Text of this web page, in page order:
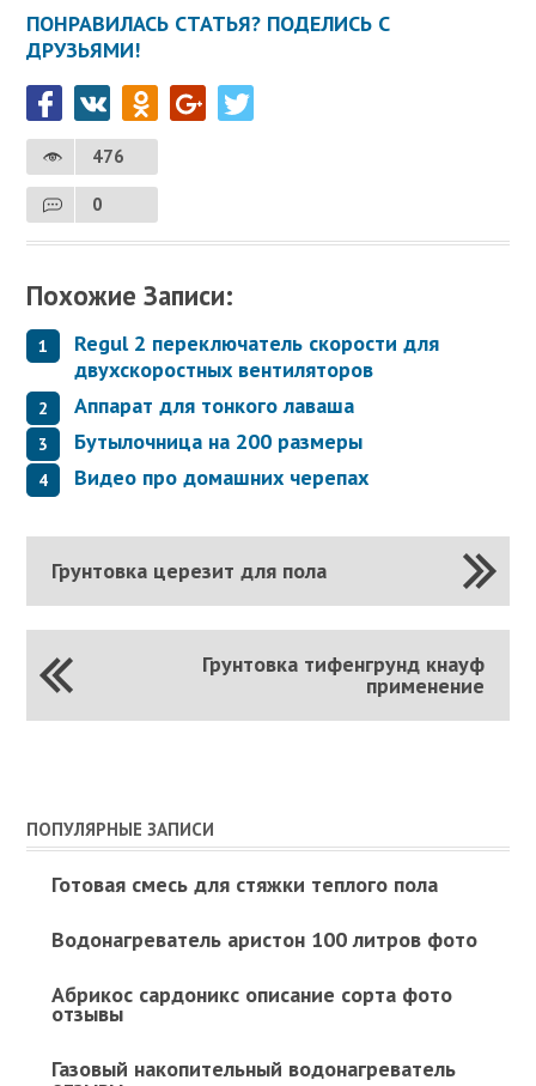
ПОНРАВИЛАСЬ СТАТЬЯ? ПОДЕЛИСЬ С
ДРУЗЬЯМИ!
476
0
Похожие Записи:
Regul 2 переключатель скорости для
двухскоростных вентиляторов
Аппарат для тонкого лаваша
Бутылочница на 200 размеры
Видео про домашних черепах
Грунтовка церезит для пола
Грунтовка тифенгрунд кнауф
применение
ПОПУЛЯРНЫЕ ЗАПИСИ
Готовая смесь для стяжки теплого пола
Водонагреватель аристон 100 литров фото
Абрикос сардоникс описание сорта фото
отзывы
Газовый накопительный водонагреватель